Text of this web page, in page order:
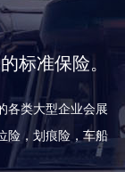
标准保险。
各类大型企业会展
险，划痕险，车船